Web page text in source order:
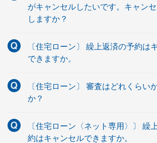
がキャンセルしたいです。キャン
しますか？
〔住宅ローン〕 繰上返済の予約は
できますか。
〔住宅ローン〕 審査はどれくらい
か？
〔住宅ローン〈ネット専用〉〕 繰
約はキャンセルできますか。